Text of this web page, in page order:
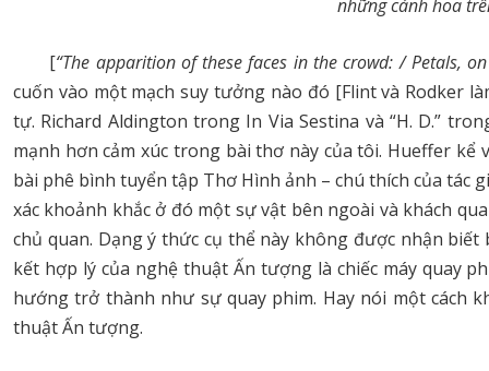
những cánh hoa
[“The apparition of these faces in the crowd: / Petals,
cuốn vào một mạch suy tưởng nào đó [Flint và Rodker
tự. Richard Aldington trong In Via Sestina và “H. D.”
mạnh hơn cảm xúc trong bài thơ này của tôi. Hueffer
bài phê bình tuyển tập Thơ Hình ảnh – chú thích của tác
xác khoảnh khắc ở đó một sự vật bên ngoài và khách
chủ quan. Dạng ý thức cụ thể này không được nhận
kết hợp lý của nghệ thuật Ấn tượng là chiếc máy quay
hướng trở thành như sự quay phim. Hay nói một cách
thuật Ấn tượng.